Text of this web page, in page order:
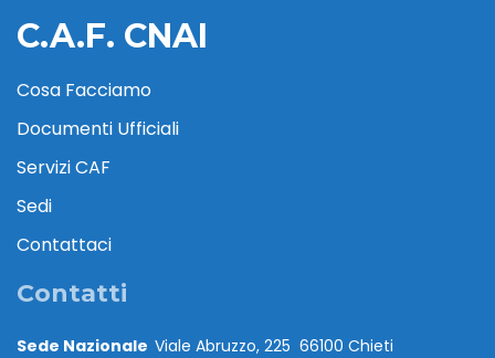
C.A.F. CNAI
Cosa Facciamo
Documenti Ufficiali
Servizi CAF
Sedi
Contattaci
Contatti
Sede Nazionale Viale Abruzzo, 225 66100 Chieti